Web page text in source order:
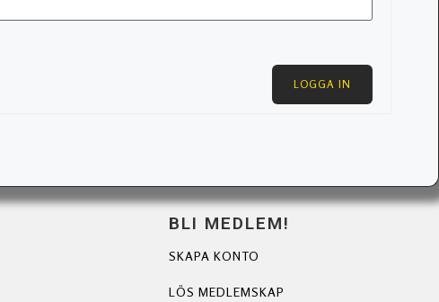
LOGGA IN
BLI MEDLEM!
SKAPA KONTO
LÖS MEDLEMSKAP